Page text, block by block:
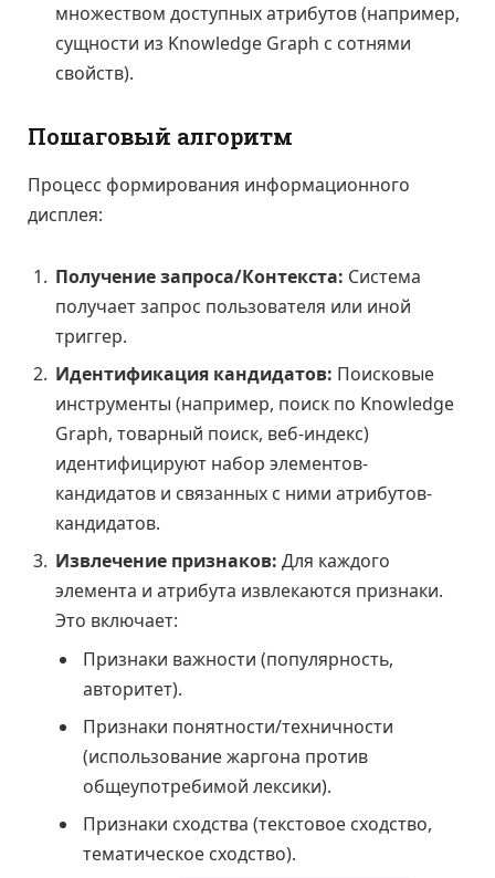
множеством доступных атрибутов (например,
сущности из Knowledge Graph с сотнями
свойств).
Пошаговый алгоритм
Процесс формирования информационного
дисплея:
Получение запроса/Контекста: Система
получает запрос пользователя или иной
триггер.
Идентификация кандидатов: Поисковые
инструменты (например, поиск по Knowledge
Graph, товарный поиск, веб-индекс)
идентифицируют набор элементов-
кандидатов и связанных с ними атрибутов-
кандидатов.
Извлечение признаков: Для каждого
элемента и атрибута извлекаются признаки.
Это включает:
Признаки важности (популярность,
авторитет).
Признаки понятности/техничности
(использование жаргона против
общеупотребимой лексики).
Признаки сходства (текстовое сходство,
тематическое сходство).